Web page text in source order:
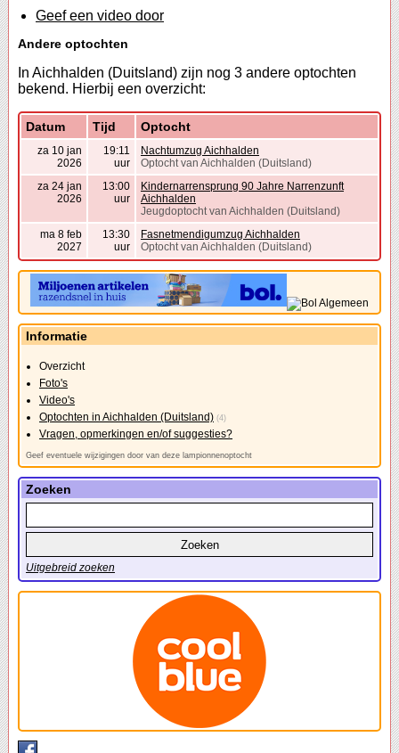
Geef een video door
Andere optochten
In Aichhalden (Duitsland) zijn nog 3 andere optochten
bekend. Hierbij een overzicht:
Datum Tijd Optocht
za 10 jan
2026
19:11
uur
Nachtumzug Aichhalden
Optocht van Aichhalden (Duitsland)
za 24 jan
2026
13:00
uur
Kindernarrensprung 90 Jahre Narrenzunft
Aichhalden
Jeugdoptocht van Aichhalden (Duitsland)
ma 8 feb
2027
13:30
uur
Fasnetmendigumzug Aichhalden
Optocht van Aichhalden (Duitsland)
Informatie
Overzicht
Foto's
Video's
Optochten in Aichhalden (Duitsland) (4)
Vragen, opmerkingen en/of suggesties?
Geef eventuele wijzigingen door van deze lampionnenoptocht
Zoeken
Uitgebreid zoeken